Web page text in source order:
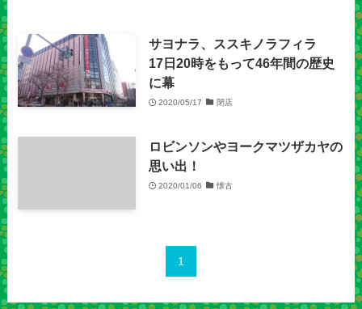
サヨナラ、ススキノラフィラ
17日20時をもって46年間の歴史
に幕
2020/05/17 閉店
ロビンソンやヨークマツザカヤの
思い出！
2020/01/06 懐古
1